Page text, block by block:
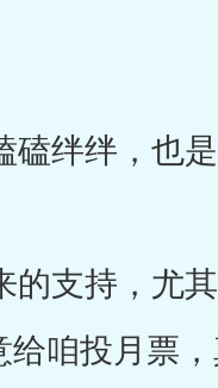
绊绊，也是
支持，尤
咱投月票，